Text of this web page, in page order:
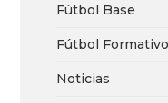
Fútbol Base
Fútbol Formativo
Noticias